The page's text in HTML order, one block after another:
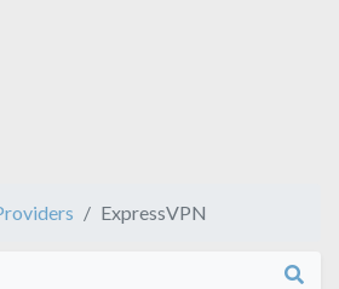
ExpressVPN